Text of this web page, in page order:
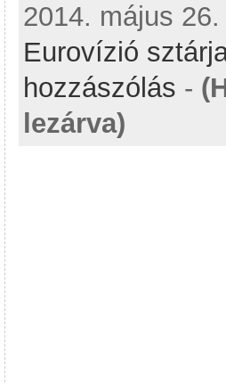
2014. május
Eurovízió
hozzászólás -
lezárva)